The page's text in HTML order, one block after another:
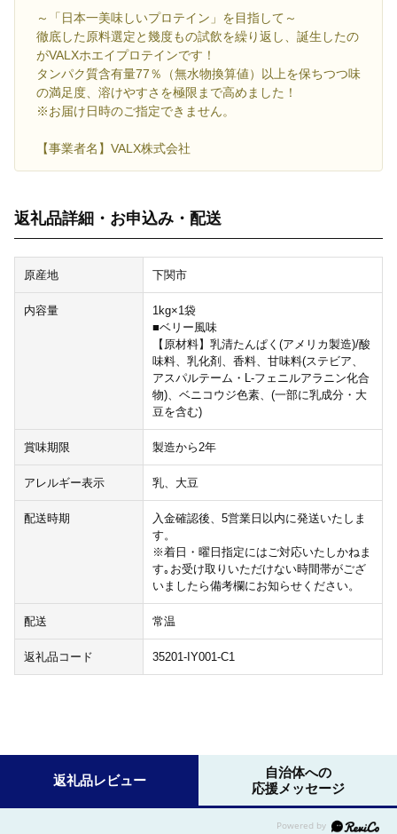
～「日本一美味しいプロテイン」を目指して～
徹底した原料選定と幾度もの試飲を繰り返し、誕生したの
がVALXホエイプロテインです！
タンパク質含有量77％（無水物換算値）以上を保ちつつ味
の満足度、溶けやすさを極限まで高めました！
※お届け日時のご指定できません。
【事業者名】VALX株式会社
返礼品詳細・お申込み・配送
原産地 下関市
内容量
1kg×1袋
■ベリー風味
【原材料】乳清たんぱく(アメリカ製造)/酸
味料、乳化剤、香料、甘味料(ステビア、
アスパルテーム・L-フェニルアラニン化合
物)、ベニコウジ色素、(一部に乳成分・大
豆を含む)
賞味期限 製造から2年
アレルギー表示 乳、大豆
配送時期
入金確認後、5営業日以内に発送いたしま
す。
※着日・曜日指定にはご対応いたしかねま
す｡お受け取りいただけない時間帯がござ
いましたら備考欄にお知らせください。
配送 常温
返礼品コード 35201-IY001-C1
返礼品レビュー
自治体への
応援メッセージ